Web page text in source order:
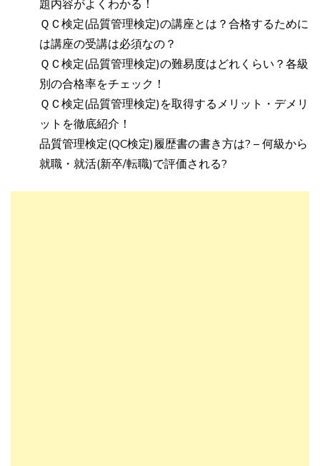
題内容がよくわかる！
ＱＣ検定(品質管理検定)の講座とは？合格するために
は講座の受講は必須なの？
ＱＣ検定(品質管理検定)の難易度はどれくらい？各級
別の合格率をチェック！
ＱＣ検定(品質管理検定)を取得するメリット・デメリ
ットを徹底紹介！
品質管理検定(QC検定)履歴書の書き方は? – 何級から
就職・就活(新卒/転職)で評価される?